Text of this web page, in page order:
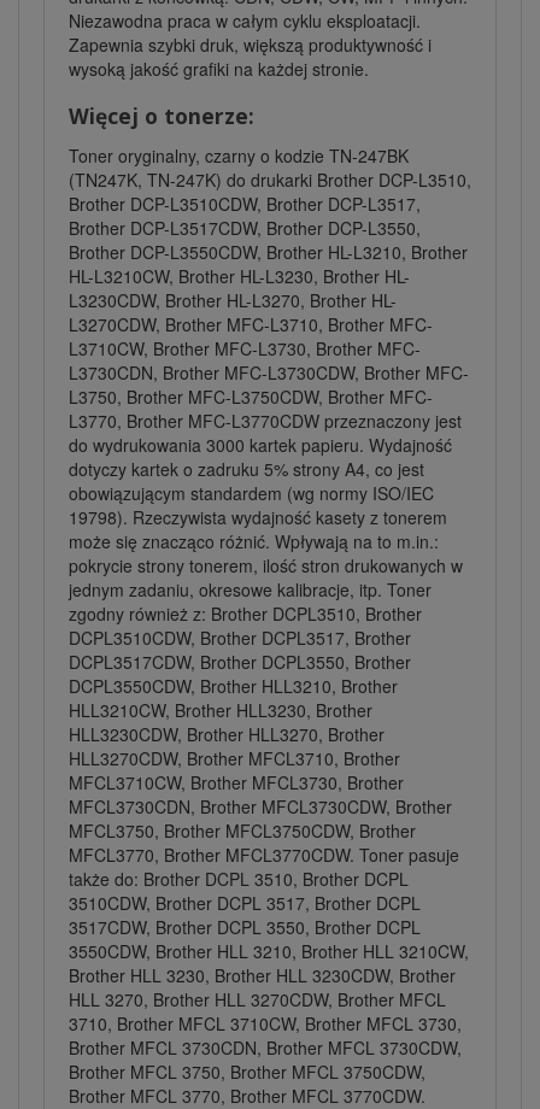
Niezawodna praca w całym cyklu eksploatacji.
Zapewnia szybki druk, większą produktywność i
wysoką jakość grafiki na każdej stronie.
Więcej o tonerze:
Toner oryginalny, czarny o kodzie TN-247BK
(TN247K, TN-247K) do drukarki Brother DCP-L3510,
Brother DCP-L3510CDW, Brother DCP-L3517,
Brother DCP-L3517CDW, Brother DCP-L3550,
Brother DCP-L3550CDW, Brother HL-L3210, Brother
HL-L3210CW, Brother HL-L3230, Brother HL-
L3230CDW, Brother HL-L3270, Brother HL-
L3270CDW, Brother MFC-L3710, Brother MFC-
L3710CW, Brother MFC-L3730, Brother MFC-
L3730CDN, Brother MFC-L3730CDW, Brother MFC-
L3750, Brother MFC-L3750CDW, Brother MFC-
L3770, Brother MFC-L3770CDW przeznaczony jest
do wydrukowania 3000 kartek papieru. Wydajność
dotyczy kartek o zadruku 5% strony A4, co jest
obowiązującym standardem (wg normy ISO/IEC
19798). Rzeczywista wydajność kasety z tonerem
może się znacząco różnić. Wpływają na to m.in.:
pokrycie strony tonerem, ilość stron drukowanych w
jednym zadaniu, okresowe kalibracje, itp. Toner
zgodny również z: Brother DCPL3510, Brother
DCPL3510CDW, Brother DCPL3517, Brother
DCPL3517CDW, Brother DCPL3550, Brother
DCPL3550CDW, Brother HLL3210, Brother
HLL3210CW, Brother HLL3230, Brother
HLL3230CDW, Brother HLL3270, Brother
HLL3270CDW, Brother MFCL3710, Brother
MFCL3710CW, Brother MFCL3730, Brother
MFCL3730CDN, Brother MFCL3730CDW, Brother
MFCL3750, Brother MFCL3750CDW, Brother
MFCL3770, Brother MFCL3770CDW. Toner pasuje
także do: Brother DCPL 3510, Brother DCPL
3510CDW, Brother DCPL 3517, Brother DCPL
3517CDW, Brother DCPL 3550, Brother DCPL
3550CDW, Brother HLL 3210, Brother HLL 3210CW,
Brother HLL 3230, Brother HLL 3230CDW, Brother
HLL 3270, Brother HLL 3270CDW, Brother MFCL
3710, Brother MFCL 3710CW, Brother MFCL 3730,
Brother MFCL 3730CDN, Brother MFCL 3730CDW,
Brother MFCL 3750, Brother MFCL 3750CDW,
Brother MFCL 3770, Brother MFCL 3770CDW.